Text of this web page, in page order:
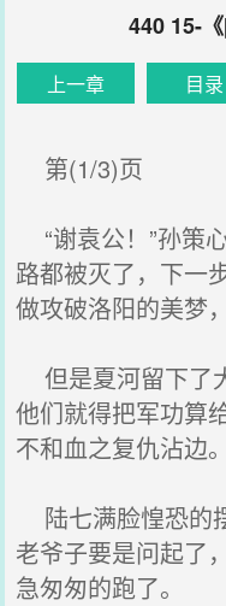
440 15-
上一章 目录
第(1/3)页
“谢袁公！”孙策
路都被灭了，下一
做攻破洛阳的美梦
但是夏河留下了
他们就得把军功算
不和血之复仇沾边。
陆七满脸惶恐的
老爷子要是问起了
急匆匆的跑了。